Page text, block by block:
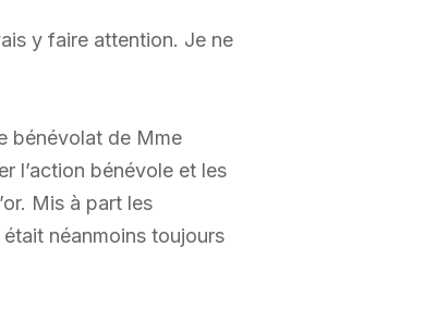
y faire attention. Je ne
bénévolat de Mme
l’action bénévole et les
Mis à part les
néanmoins toujours